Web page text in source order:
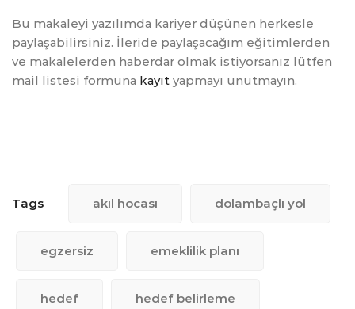
Bu makaleyi yazılımda kariyer düşünen herkesle
paylaşabilirsiniz. İleride paylaşacağım eğitimlerden
ve makalelerden haberdar olmak istiyorsanız lütfen
mail listesi formuna kayıt yapmayı unutmayın.
Tags akıl hocası dolambaçlı yol
egzersiz emeklilik planı
hedef hedef belirleme